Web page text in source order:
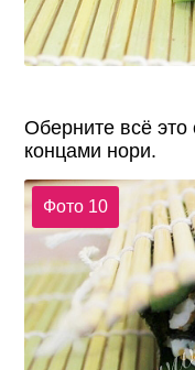
Оберните всё
концами нори.
Фото 10